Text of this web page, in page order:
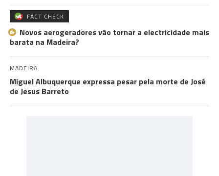
FACT CHECK
Novos aerogeradores vão tornar a electricidade mais
barata na Madeira?
MADEIRA
Miguel Albuquerque expressa pesar pela morte de José
de Jesus Barreto